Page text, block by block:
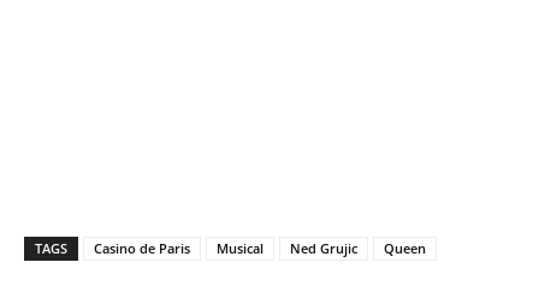
TAGS Casino de Paris Musical Ned Grujic Queen